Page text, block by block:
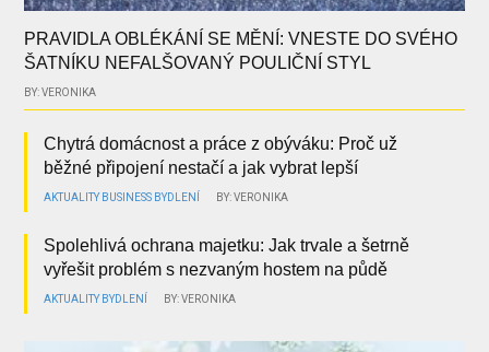
PRAVIDLA OBLÉKÁNÍ SE MĚNÍ: VNESTE DO SVÉHO
ŠATNÍKU NEFALŠOVANÝ POULIČNÍ STYL
BY: VERONIKA
Chytrá domácnost a práce z obýváku: Proč už
běžné připojení nestačí a jak vybrat lepší
AKTUALITY BUSINESS BYDLENÍ BY: VERONIKA
Spolehlivá ochrana majetku: Jak trvale a šetrně
vyřešit problém s nezvaným hostem na půdě
AKTUALITY BYDLENÍ BY: VERONIKA